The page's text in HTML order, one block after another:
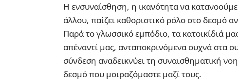
Η ενσυναίσθηση, η ικανότητα να
άλλου, παίζει καθοριστικό ρόλο στο δεσμό
Παρά το γλωσσικό εμπόδιο, τα κατοικίδιά
απέναντί μας, ανταποκρινόμενα συχνά στα
σύνδεση αναδεικνύει τη συναισθηματική
δεσμό που μοιραζόμαστε μαζί τους.